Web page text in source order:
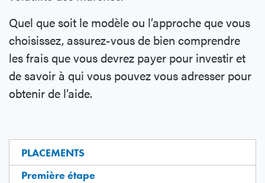
PLACEMENTS
Première étape
Quel que soit le modèle ou l’approche que vous
choisissez, assurez-vous de bien comprendre
les frais que vous devrez payer pour investir et
de savoir à qui vous pouvez vous adresser pour
obtenir de l’aide.